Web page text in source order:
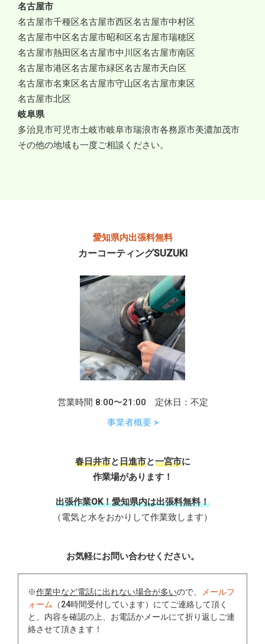
名古屋市
名古屋市千種区名古屋市西区名古屋市中村区
名古屋市中区名古屋市昭和区名古屋市瑞穂区
名古屋市熱田区名古屋市中川区名古屋市南区
名古屋市港区名古屋市緑区名古屋市天白区
名古屋市名東区名古屋市守山区名古屋市東区
名古屋市北区
岐阜県
多治見市可児市土岐市岐阜市瑞浪市各務原市美濃加茂市
その他の地域も一度ご相談ください。
愛知県内出張料無料
カーコーティングSUZUKI
営業時間 8:00〜21:00 定休日：不定
事業者概要 >
春日井市と日進市と一宮市に
作業場があります！
出張作業OK！愛知県内は出張料無料！
（電気と水をおかりして作業致します）
お気軽にお問い合わせください。
※作業中など電話に出れない場合が多いので、
メールフ
ォーム
（24時間受付しています）にてご連絡して頂く
と、内容を確認の上、お電話かメールにて折り返しご連
絡させて頂きます！